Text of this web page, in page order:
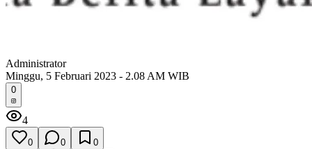
Administrator
Minggu, 5 Februari 2023 - 2.08 AM WIB
0
4
0 0 0